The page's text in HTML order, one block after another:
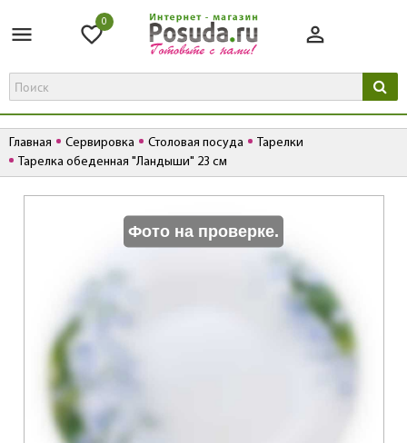
0
Главная Сервировка Столовая посуда
Тарелки
Тарелка обеденная "Ландыши" 23 см
Фото на проверке.